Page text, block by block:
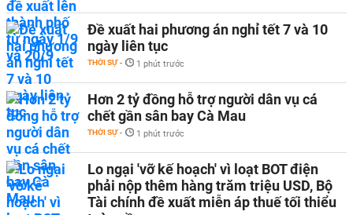
Đề xuất hai phương án nghỉ tết 7 và 10
ngày liên tục
THỜI SỰ - 1 phút trước
Hơn 2 tỷ đồng hỗ trợ người dân vụ cá
chết gần sân bay Cà Mau
THỜI SỰ - 1 phút trước
Lo ngại 'vỡ kế hoạch' vì loạt BOT điện
phải nộp thêm hàng trăm triệu USD, Bộ
Tài chính đề xuất miễn áp thuế tối thiểu